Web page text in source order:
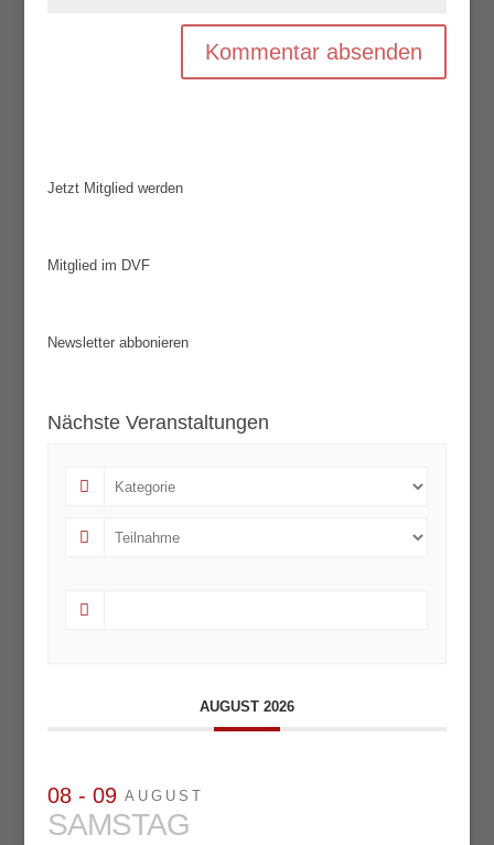
Jetzt Mitglied werden
Mitglied im DVF
Newsletter abbonieren
Nächste Veranstaltungen
AUGUST 2026
08 - 09 AUGUST
SAMSTAG